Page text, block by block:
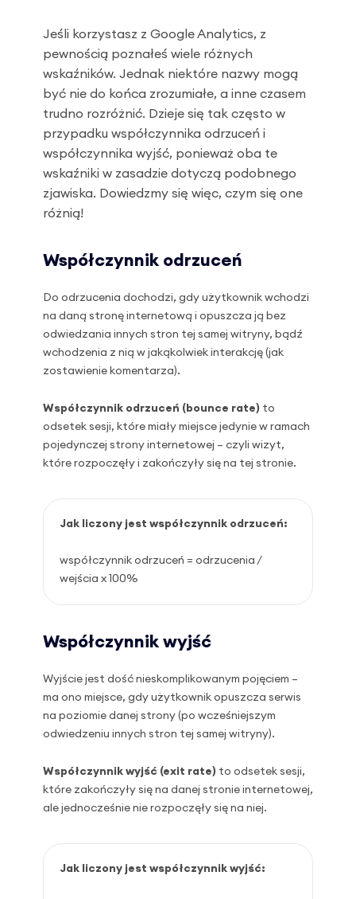
Jeśli korzystasz z Google Analytics, z
pewnością poznałeś wiele różnych
wskaźników. Jednak niektóre nazwy mogą
być nie do końca zrozumiałe, a inne czasem
trudno rozróżnić. Dzieje się tak często w
przypadku współczynnika odrzuceń i
współczynnika wyjść, ponieważ oba te
wskaźniki w zasadzie dotyczą podobnego
zjawiska. Dowiedzmy się więc, czym się one
różnią!
Współczynnik odrzuceń
Do odrzucenia dochodzi, gdy użytkownik wchodzi
na daną stronę internetową i opuszcza ją bez
odwiedzania innych stron tej samej witryny, bądź
wchodzenia z nią w jakąkolwiek interakcję (jak
zostawienie komentarza).
Współczynnik odrzuceń (bounce rate) to
odsetek sesji, które miały miejsce jedynie w ramach
pojedynczej strony internetowej – czyli wizyt,
które rozpoczęły i zakończyły się na tej stronie.
Jak liczony jest współczynnik odrzuceń:
współczynnik odrzuceń = odrzucenia /
wejścia x 100%
Współczynnik wyjść
Wyjście jest dość nieskomplikowanym pojęciem –
ma ono miejsce, gdy użytkownik opuszcza serwis
na poziomie danej strony (po wcześniejszym
odwiedzeniu innych stron tej samej witryny).
Współczynnik wyjść (exit rate) to odsetek sesji,
które zakończyły się na danej stronie internetowej,
ale jednocześnie nie rozpoczęły się na niej.
Jak liczony jest współczynnik wyjść: